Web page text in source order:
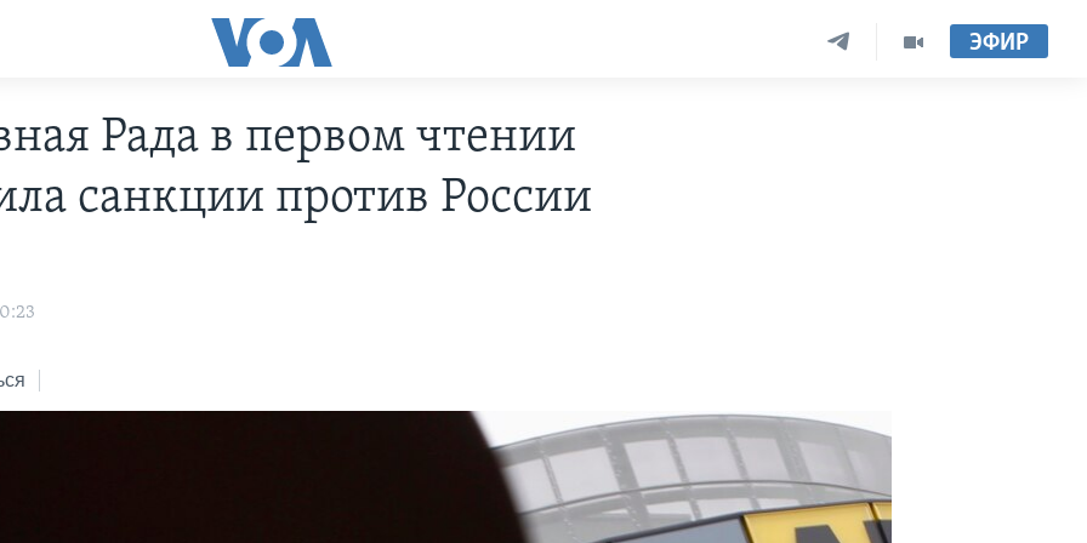
ЭФИР
Рада в первом чтении
санкции против России